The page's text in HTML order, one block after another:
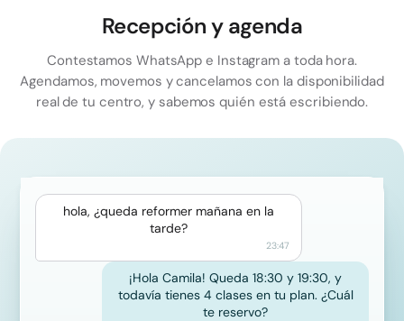
Recepción y agenda
Contestamos WhatsApp e Instagram a toda hora.
Agendamos, movemos y cancelamos con la disponibilidad
real de tu centro, y sabemos quién está escribiendo.
hola, ¿queda reformer mañana en la
tarde?
23:47
¡Hola Camila! Queda 18:30 y 19:30, y
todavía tienes 4 clases en tu plan. ¿Cuál
te reservo?